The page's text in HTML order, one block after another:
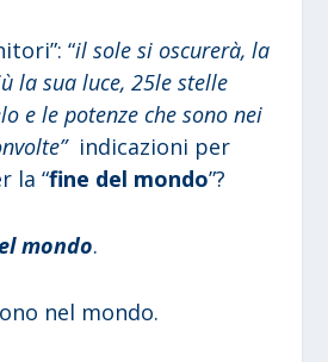
“il sole si oscurerà, la
la sua luce, 25le stelle
e le potenze che sono nei
indicazioni per
la “fine del mondo”?
mondo.
nel mondo.